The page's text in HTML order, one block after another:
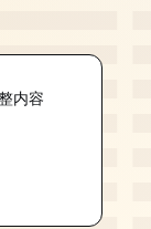
内容